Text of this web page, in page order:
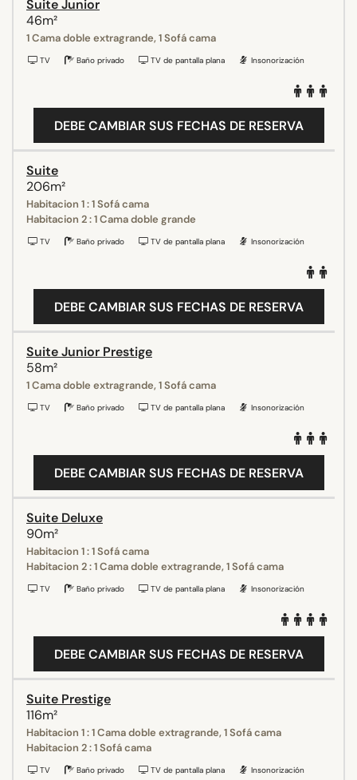
Suite Junior
46m²
1 Cama doble extragrande, 1 Sofá cama
TV Baño privado TV de pantalla plana Insonorización
DEBE CAMBIAR SUS FECHAS DE RESERVA
Suite
206m²
Habitacion 1 : 1 Sofá cama
Habitacion 2 : 1 Cama doble grande
TV Baño privado TV de pantalla plana Insonorización
DEBE CAMBIAR SUS FECHAS DE RESERVA
Suite Junior Prestige
58m²
1 Cama doble extragrande, 1 Sofá cama
TV Baño privado TV de pantalla plana Insonorización
DEBE CAMBIAR SUS FECHAS DE RESERVA
Suite Deluxe
90m²
Habitacion 1 : 1 Sofá cama
Habitacion 2 : 1 Cama doble extragrande, 1 Sofá cama
TV Baño privado TV de pantalla plana Insonorización
DEBE CAMBIAR SUS FECHAS DE RESERVA
Suite Prestige
116m²
Habitacion 1 : 1 Cama doble extragrande, 1 Sofá cama
Habitacion 2 : 1 Sofá cama
TV Baño privado TV de pantalla plana Insonorización